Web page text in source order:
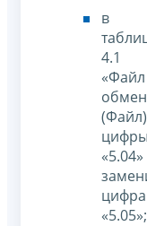
в
4.1
«Файл
цифры
«5.04»
«5.05»;